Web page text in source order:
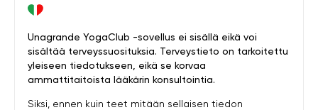
Unagrande YogaClub -sovellus ei sisällä eikä voi
sisältää terveyssuosituksia. Terveystieto on tarkoitettu
yleiseen tiedotukseen, eikä se korvaa
ammattitaitoista lääkärin konsultointia.
Siksi, ennen kuin teet mitään sellaisen tiedon